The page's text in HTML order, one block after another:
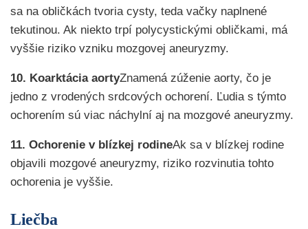
sa na obličkách tvoria cysty, teda vačky naplnené
tekutinou. Ak niekto trpí polycystickými obličkami, má
vyššie riziko vzniku mozgovej aneuryzmy.
10. Koarktácia aortyZnamená zúženie aorty, čo je
jedno z vrodených srdcových ochorení. Ľudia s týmto
ochorením sú viac náchylní aj na mozgové aneuryzmy.
11. Ochorenie v blízkej rodineAk sa v blízkej rodine
objavili mozgové aneuryzmy, riziko rozvinutia tohto
ochorenia je vyššie.
Liečba